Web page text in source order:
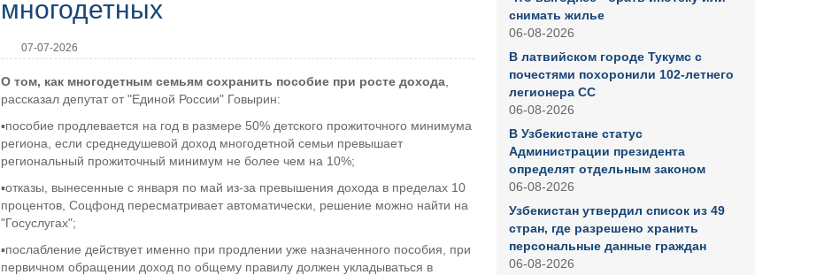
многодетных
07-07-2026
О том, как многодетным семьям сохранить пособие при росте дохода,
рассказал депутат от "Единой России" Говырин:
▪️пособие продлевается на год в размере 50% детского прожиточного минимума
региона, если среднедушевой доход многодетной семьи превышает
региональный прожиточный минимум не более чем на 10%;
▪️отказы, вынесенные с января по май из-за превышения дохода в пределах 10
процентов, Соцфонд пересматривает автоматически, решение можно найти на
"Госуслугах";
▪️послабление действует именно при продлении уже назначенного пособия, при
первичном обращении доход по общему правилу должен укладываться в
снимать жилье
06-08-2026
В латвийском городе Тукумс с
почестями похоронили 102-летнего
легионера СС
06-08-2026
В Узбекистане статус
Администрации президента
определят отдельным законом
06-08-2026
Узбекистан утвердил список из 49
стран, где разрешено хранить
персональные данные граждан
06-08-2026